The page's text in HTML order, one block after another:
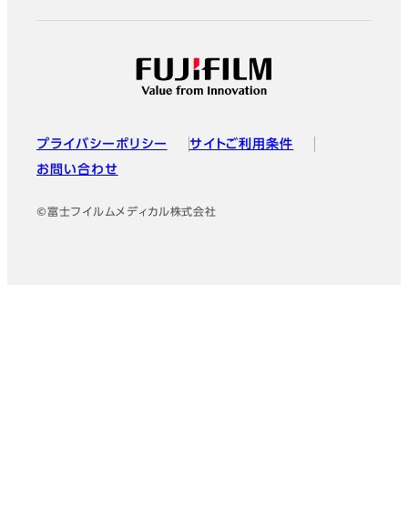
プライバシーポリシー
サイトご利用条件
お問い合わせ
©富士フイルムメディカル株式会社